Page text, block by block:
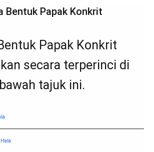
Permulaan
Bentuk Papak Konkrit
Papak Konkrit
secara terperinci di
bawah tajuk ini.
Hala